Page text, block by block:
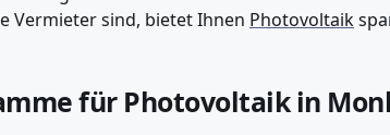
Vermieter sind, bietet Ihnen Photovoltaik
für Photovoltaik in